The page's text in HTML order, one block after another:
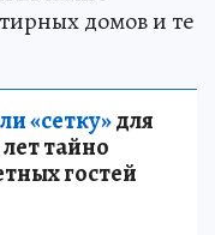
домов и те
«сетку»для
тайно
гостей